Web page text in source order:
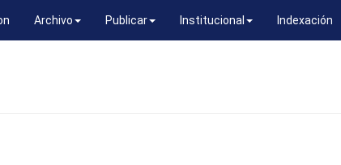
Archivo Publicar Institucional Indexación